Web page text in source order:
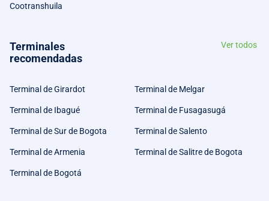
Cootranshuila
Terminales
recomendadas
Ver todos
Terminal de Girardot Terminal de Melgar
Terminal de Ibagué Terminal de Fusagasugá
Terminal de Sur de Bogota Terminal de Salento
Terminal de Armenia Terminal de Salitre de Bogota
Terminal de Bogotá